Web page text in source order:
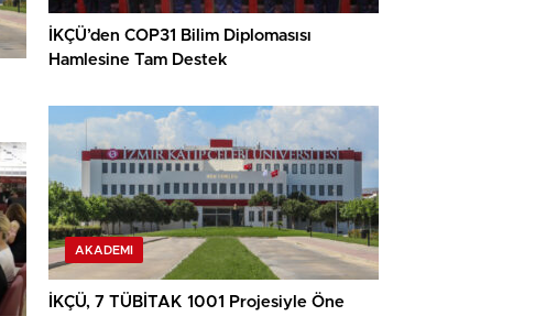
İKÇÜ’den COP31 Bilim Diplomasısı
Hamlesine Tam Destek
AKADEMI
İKÇÜ, 7 TÜBİTAK 1001 Projesiyle Öne